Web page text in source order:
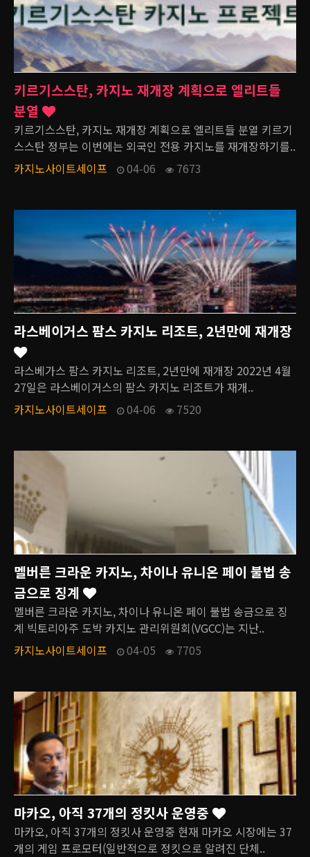
키르기스스탄, 카지노 재개장 계획으로 엘리트들
분열
키르기스스탄, 카지노 재개장 계획으로 엘리트들 분열 키르기
스스탄 정부는 이번에는 외국인 전용 카지노를 재개장하기를..
카지노사이트세이프
04-06 7673
라스베이거스 팜스 카지노 리조트, 2년만에 재개장
라스베가스 팜스 카지노 리조트, 2년만에 재개장 2022년 4월
27일은 라스베이거스의 팜스 카지노 리조트가 재개..
카지노사이트세이프
04-06 7520
멜버른 크라운 카지노, 차이나 유니온 페이 불법 송
금으로 징계
멜버른 크라운 카지노, 차이나 유니온 페이 불법 송금으로 징
계 빅토리아주 도박 카지노 관리위원회(VGCC)는 지난..
카지노사이트세이프
04-05 7705
마카오, 아직 37개의 정킷사 운영중
마카오, 아직 37개의 정킷사 운영중 현재 마카오 시장에는 37
개의 게임 프로모터(일반적으로 정킷으로 알려진 단체..